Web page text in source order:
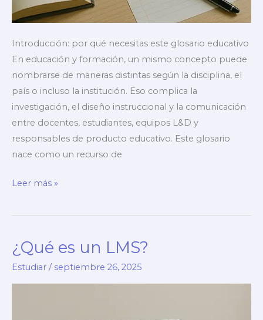
Introducción: por qué necesitas este glosario educativo
En educación y formación, un mismo concepto puede
nombrarse de maneras distintas según la disciplina, el
país o incluso la institución. Eso complica la
investigación, el diseño instruccional y la comunicación
entre docentes, estudiantes, equipos L&D y
responsables de producto educativo. Este glosario
nace como un recurso de
Glosario
términos educación
Leer más »
¿Qué es un LMS?
Estudiar / septiembre 26, 2025